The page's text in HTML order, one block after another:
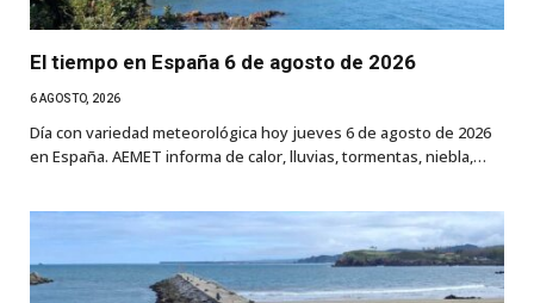
El tiempo en España 6 de agosto de 2026
6 AGOSTO, 2026
Día con variedad meteorológica hoy jueves 6 de agosto de 2026
en España. AEMET informa de calor, lluvias, tormentas, niebla,…